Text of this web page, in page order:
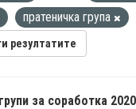
пратеничка група
резултатите
за соработка